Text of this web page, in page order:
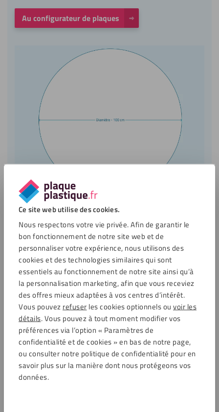
Ce site web utilise des cookies.
Nous respectons votre vie privée. Afin de garantir le
bon fonctionnement de notre site web et de
personnaliser votre expérience, nous utilisons des
cookies et des technologies similaires qui sont
essentiels au fonctionnement de notre site ainsi qu’à
la personnalisation marketing, afin que vous receviez
des offres mieux adaptées à vos centres d’intérêt.
Vous pouvezrefuserles cookies optionnels ou voir les
détails. Vous pouvez à tout moment modifier vos
préférences via l’option « Paramètres de
confidentialité et de cookies » en bas de notre page,
ou consulter notre politique de confidentialité pour en
savoir plus sur la manière dont nous protégeons vos
données.
Au configurateur de plaques
Service clientèle
Ouvert à partir de 7:00
Service clientèle
Options de paiement
Commentaires